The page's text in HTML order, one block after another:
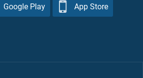
Google Play App Store